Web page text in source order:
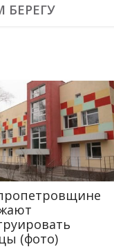
БЕРЕГУ
(фото)